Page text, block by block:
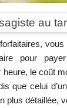
au
pour
le coût
que celui
plus détaillée,